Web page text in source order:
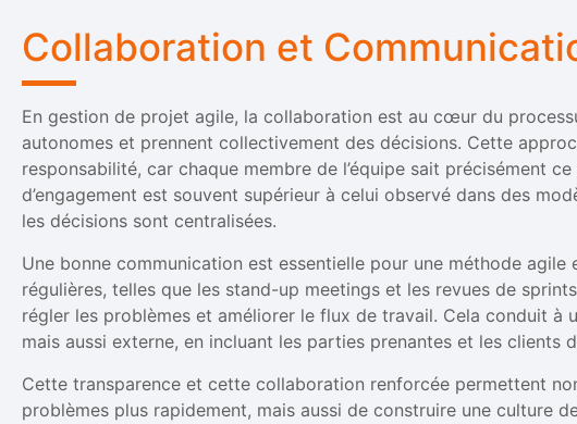
Collaboration et
En gestion de projet agile, la collaboration est au cœur du
autonomes et prennent collectivement des décisions. Cette
responsabilité, car chaque membre de l’équipe sait précisément
d’engagement est souvent supérieur à celui observé dans des
les décisions sont centralisées.
Une bonne communication est essentielle pour une méthode agile
régulières, telles que les stand-up meetings et les revues de
régler les problèmes et améliorer le flux de travail. Cela conduit à
mais aussi externe, en incluant les parties prenantes et les clients
Cette transparence et cette collaboration renforcée permettent
problèmes plus rapidement, mais aussi de construire une culture